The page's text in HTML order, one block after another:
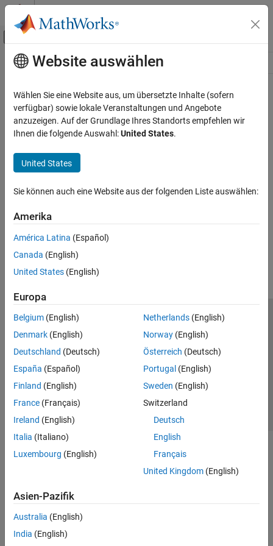
Weiter zum Inhalt
Umschaltung für Off-Canvas-
Ressource
Hauptinhalt
Website auswählen
Wählen Sie eine Website aus, um übersetzte Inhalte (sofern
verfügbar) sowie lokale Veranstaltungen und Angebote
anzuzeigen. Auf der Grundlage Ihres Standorts empfehlen wir
Ihnen die folgende Auswahl:United States.
United States
Sie können auch eine Website aus der folgenden Liste auswählen:
Amerika
América Latina (Español)
Canada (English)
United States (English)
Europa
Belgium (English)
Denmark (English)
Deutschland (Deutsch)
España (Español)
Finland (English)
France (Français)
Ireland (English)
Italia (Italiano)
Luxembourg (English)
Netherlands(English)
Norway(English)
Österreich (Deutsch)
Portugal (English)
Sweden (English)
Switzerland
Deutsch
English
Français
United Kingdom(English)
Asien-Pazifik
Australia (English)
India (English)
Trust Center
Datenschutz-Richtlinien
Datendiebstahl verhindern
Status von Anwendungen
© 1994-2026 The MathWorks, Inc.
Website auswählen
Deutschland